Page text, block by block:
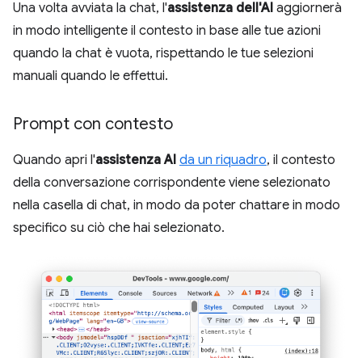
Una volta avviata la chat, l'assistenza dell'AI aggiornerà
in modo intelligente il contesto in base alle tue azioni
quando la chat è vuota, rispettando le tue selezioni
manuali quando le effettui.
Prompt con contesto
Quando apri l'assistenza AI da un riquadro, il contesto
della conversazione corrispondente viene selezionato
nella casella di chat, in modo da poter chattare in modo
specifico su ciò che hai selezionato.